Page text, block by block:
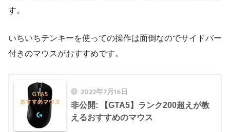
す。
いちいちテンキーを使っての操作は面倒なのでサイドバー
付きのマウスがおすすめです。
2022年7月16日
非公開: 【GTA5】ランク200超えが教
えるおすすめのマウス